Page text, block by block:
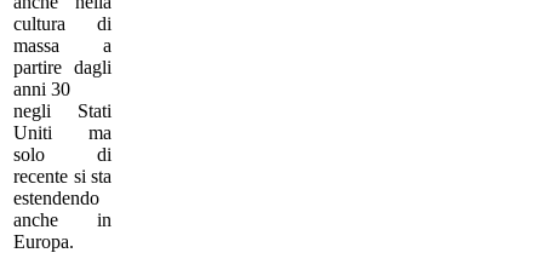
cultura di
massa a
partire dagli
anni 30
negli Stati
Uniti ma
solo di
recente si sta
estendendo
anche in
Europa.